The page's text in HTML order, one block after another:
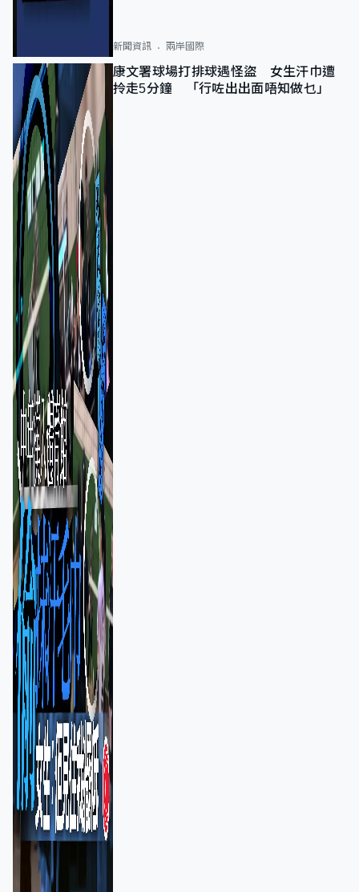
新聞資訊 兩岸國際
康文署球場打排球遇怪盜 女生汗巾遭
拎走5分鐘 「行咗出出面唔知做乜」